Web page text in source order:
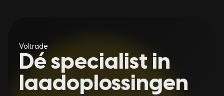
Voltrade
Dé specialist in
laadoplossingen